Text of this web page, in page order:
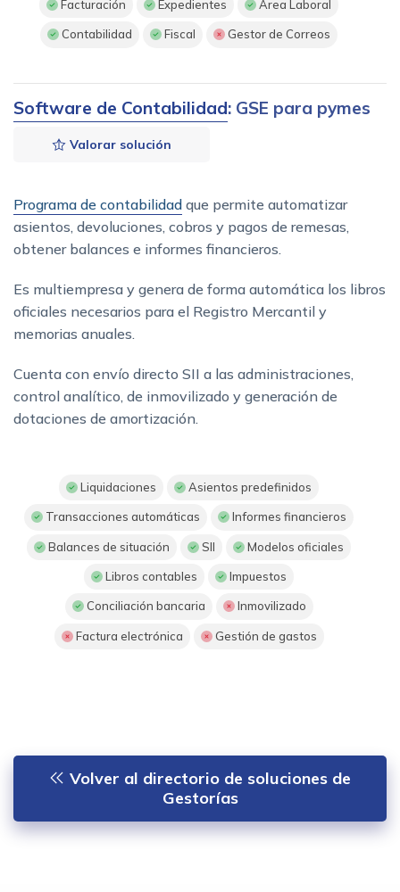
Facturación Expedientes Área Laboral
Contabilidad Fiscal Gestor de Correos
Software de Contabilidad: GSE para pymes
Valorar solución
Programa de contabilidad que permite automatizar
asientos, devoluciones, cobros y pagos de remesas,
obtener balances e informes financieros.
Es multiempresa y genera de forma automática los libros
oficiales necesarios para el Registro Mercantil y
memorias anuales.
Cuenta con envío directo SII a las administraciones,
control analítico, de inmovilizado y generación de
dotaciones de amortización.
Liquidaciones Asientos predefinidos
Transacciones automáticas Informes financieros
Balances de situación SII Modelos oficiales
Libros contables Impuestos
Conciliación bancaria Inmovilizado
Factura electrónica Gestión de gastos
Volver al directorio de soluciones de
Gestorías